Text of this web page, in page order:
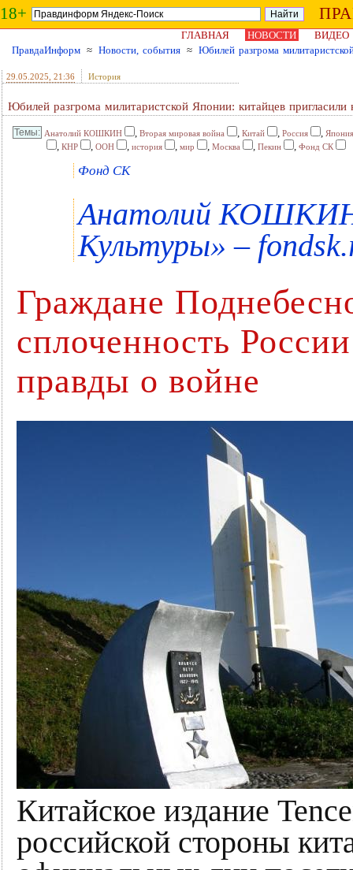
18+
ГЛАВНАЯ НОВОСТИ
ВИДЕО
ПравдаИнформ ≈ Новости, события ≈ Юбилей разгрома
29.05.2025 , 21:36 История
Юбилей разгрома милитаристской Японии: китайцев
Анатолий КОШКИН , Вторая мировая война , Китай , Россия , Япония
, КНР , ООН , история , мир , Москва , Пекин , Фонд СК
Фонд СК
Анатолий КОШКИН
Культуры» –
Граждане
сплоченность
правды о войне
Китайское издание
российской стороны